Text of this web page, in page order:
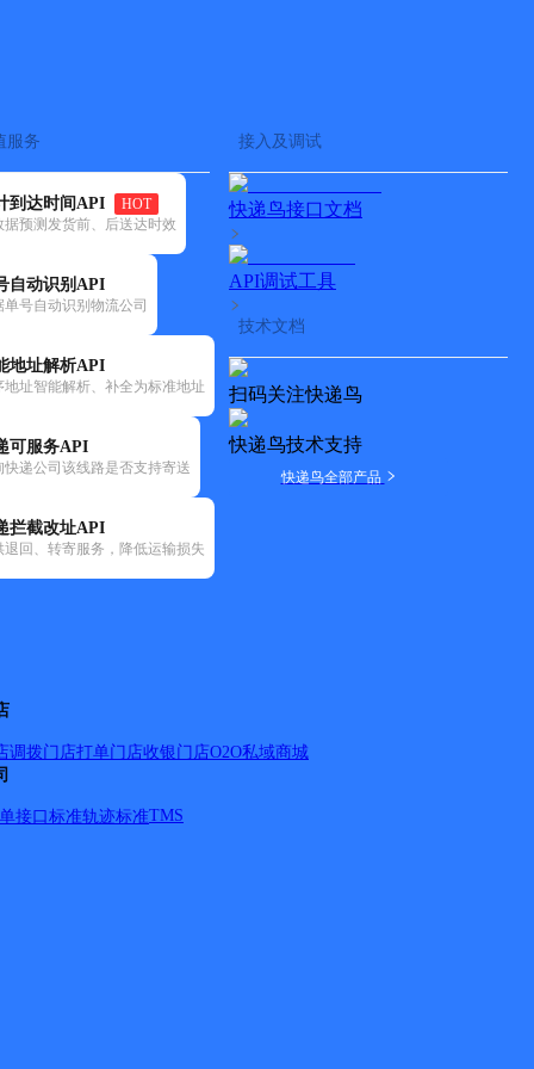
服务
到达时间API
HOT
据预测发货前、后送达时效
自动识别API
单号自动识别物流公司
地址解析API
地址智能解析、补全为标准地址
可服务API
快递公司该线路是否支持寄送
拦截改址API
退回、转寄服务，降低运输损失
接入及调试
快递鸟接口文档
API调试工具
技术文档
扫码关注快递鸟
快递鸟技术支持
快递鸟全部产品
调拨门店打单门店收银门店O2O私域商城
接口标准轨迹标准TMS
隔镇、新河镇、庙头镇、麻河镇、城南开发区。